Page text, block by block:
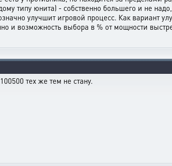
типу юнита) - собственно большего и не
улучшит игровой процесс. Как вариант
и возможность выбора в % от мощности
тех же тем не стану.